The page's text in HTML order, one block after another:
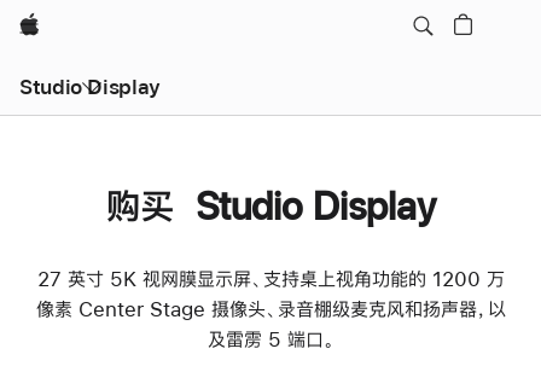
Apple
Studio Display
购买 Studio Display
27 英寸 5K 视网膜显示屏、支持桌上视角功能的 1200 万
像素 Center Stage 摄像头、录音棚级麦克风和扬声器，以
及雷雳 5 端口。